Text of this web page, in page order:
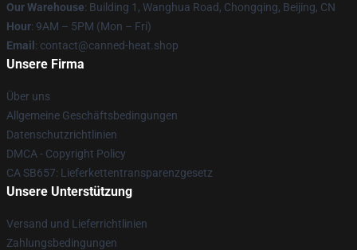
Our Warehouse: Building 1, Wanghua Road, Chongqing, Beijing, CN
Hour: 9AM – 5PM (Mon – Fri)
Email : contact@canned-heat.shop
Unsere Firma
Über uns
Allgemeine Geschäftsbedingungen
Datenschutzrichtlinien
DMCA - Copyright Policy
CA SB657: Lieferkettentransparenzgesetz
Unsere Unterstützung
Versand und Lieferrichtlinien
Zahlungsbedingungen